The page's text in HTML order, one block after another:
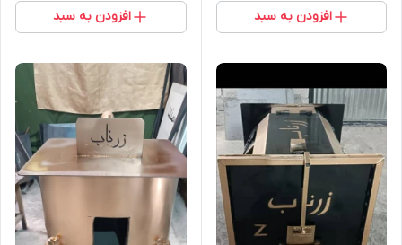
افزودن به سبد افزودن به سبد